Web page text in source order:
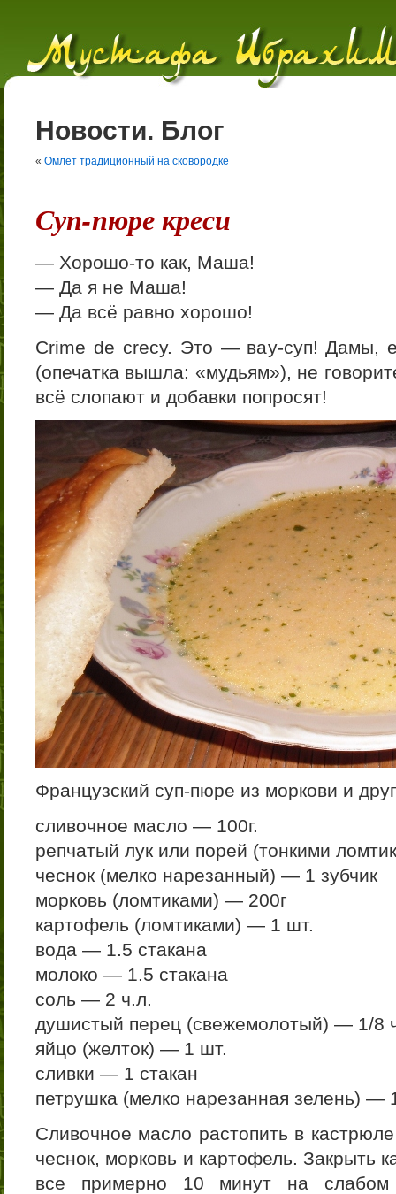
Новости. Блог
« Омлет традиционный на сковородке
Суп-пюре креси
— Хорошо-то как, Маша!
— Да я не Маша!
— Да всё равно хорошо!
Crime de crecy. Это — вау-суп! Дамы,
(опечатка вышла: «мудьям»), не
всё слопают и добавки попросят!
Французский суп-пюре из моркови и
сливочное масло — 100г.
репчатый лук или порей (тонкими
чеснок (мелко нарезанный) — 1 зубчик
морковь (ломтиками) — 200г
картофель (ломтиками) — 1 шт.
вода — 1.5 стакана
молоко — 1.5 стакана
соль — 2 ч.л.
душистый перец (свежемолотый) — 1/8
яйцо (желток) — 1 шт.
сливки — 1 стакан
петрушка (мелко нарезанная зелень) —
Сливочное масло растопить в
чеснок, морковь и картофель. Закрыть
все примерно 10 минут на слабом